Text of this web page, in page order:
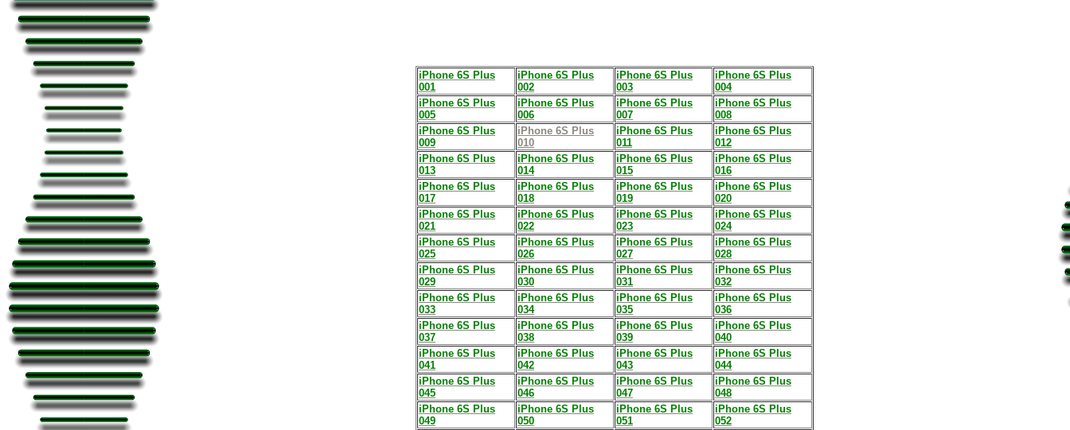
iPhone 6S Plus
001
iPhone 6S Plus
002
iPhone 6S Plus
003
iPhone 6S Plus
004
iPhone 6S Plus
005
iPhone 6S Plus
006
iPhone 6S Plus
007
iPhone 6S Plus
008
iPhone 6S Plus
009
iPhone 6S Plus
010
iPhone 6S Plus
011
iPhone 6S Plus
012
iPhone 6S Plus
013
iPhone 6S Plus
014
iPhone 6S Plus
015
iPhone 6S Plus
016
iPhone 6S Plus
017
iPhone 6S Plus
018
iPhone 6S Plus
019
iPhone 6S Plus
020
iPhone 6S Plus
021
iPhone 6S Plus
022
iPhone 6S Plus
023
iPhone 6S Plus
024
iPhone 6S Plus
025
iPhone 6S Plus
026
iPhone 6S Plus
027
iPhone 6S Plus
028
iPhone 6S Plus
029
iPhone 6S Plus
030
iPhone 6S Plus
031
iPhone 6S Plus
032
iPhone 6S Plus
033
iPhone 6S Plus
034
iPhone 6S Plus
035
iPhone 6S Plus
036
iPhone 6S Plus
037
iPhone 6S Plus
038
iPhone 6S Plus
039
iPhone 6S Plus
040
iPhone 6S Plus
041
iPhone 6S Plus
042
iPhone 6S Plus
043
iPhone 6S Plus
044
iPhone 6S Plus
045
iPhone 6S Plus
046
iPhone 6S Plus
047
iPhone 6S Plus
048
iPhone 6S Plus
049
iPhone 6S Plus
050
iPhone 6S Plus
051
iPhone 6S Plus
052